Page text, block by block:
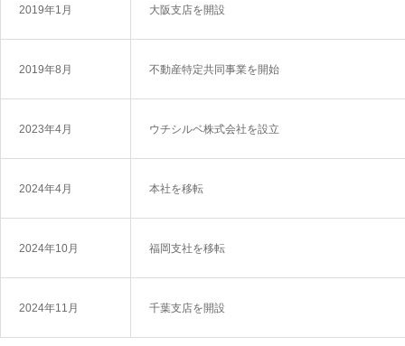
2019年1月 大阪支店を開設
2019年8月 不動産特定共同事業を開始
2023年4月 ウチシルベ株式会社を設立
2024年4月 本社を移転
2024年10月 福岡支社を移転
2024年11月 千葉支店を開設